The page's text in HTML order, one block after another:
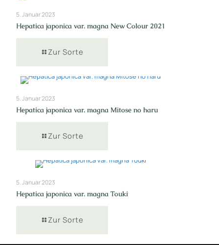
5. Januar 2023
Hepatica japonica var. magna New Colour 2021
Zur Sorte
5. Januar 2023
Hepatica japonica var. magna Mitose no haru
Zur Sorte
5. Januar 2023
Hepatica japonica var. magna Touki
Zur Sorte